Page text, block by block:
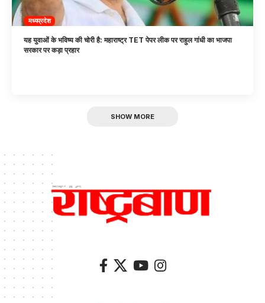
मध्यप्रदेश
यह युवाओं के भविष्य की चोरी है: महाराष्ट्र TET पेपर लीक पर राहुल गांधी का भाजपा
सरकार पर कड़ा प्रहार
SHOW MORE